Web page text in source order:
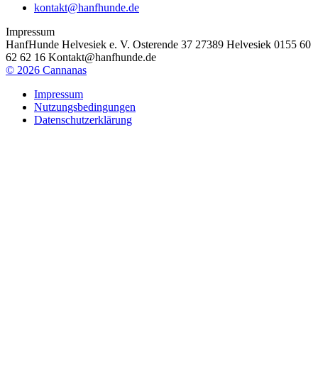
kontakt@hanfhunde.de
Impressum
HanfHunde Helvesiek e. V. Osterende 37 27389 Helvesiek 0155 60
62 62 16 Kontakt@hanfhunde.de
© 2026 Cannanas
Impressum
Nutzungsbedingungen
Datenschutzerklärung